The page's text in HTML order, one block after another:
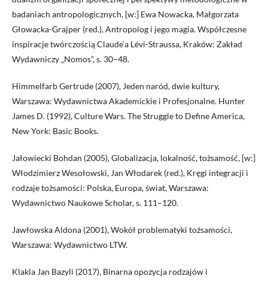
badaniach antropologicznych, [w:] Ewa Nowacka, Małgorzata
Głowacka-Grajper (red.), Antropolog i jego magia. Współczesne
inspiracje twórczością Claude‘a Lévi-Straussa, Kraków: Zakład
Wydawniczy „Nomos”, s. 30–48.
Himmelfarb Gertrude (2007), Jeden naród, dwie kultury,
Warszawa: Wydawnictwa Akademickie i Profesjonalne. Hunter
James D. (1992), Culture Wars. The Struggle to Define America,
New York: Basic Books.
Jałowiecki Bohdan (2005), Globalizacja, lokalność, tożsamość, [w:]
Włodzimierz Wesołowski, Jan Włodarek (red.), Kręgi integracji i
rodzaje tożsamości: Polska, Europa, świat, Warszawa:
Wydawnictwo Naukowe Scholar, s. 111–120.
Jawłowska Aldona (2001), Wokół problematyki tożsamości,
Warszawa: Wydawnictwo LTW.
Klakla Jan Bazyli (2017), Binarna opozycja rodzajów i